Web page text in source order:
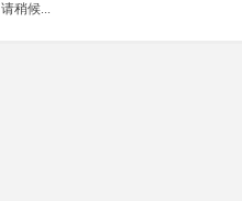
请稍候...